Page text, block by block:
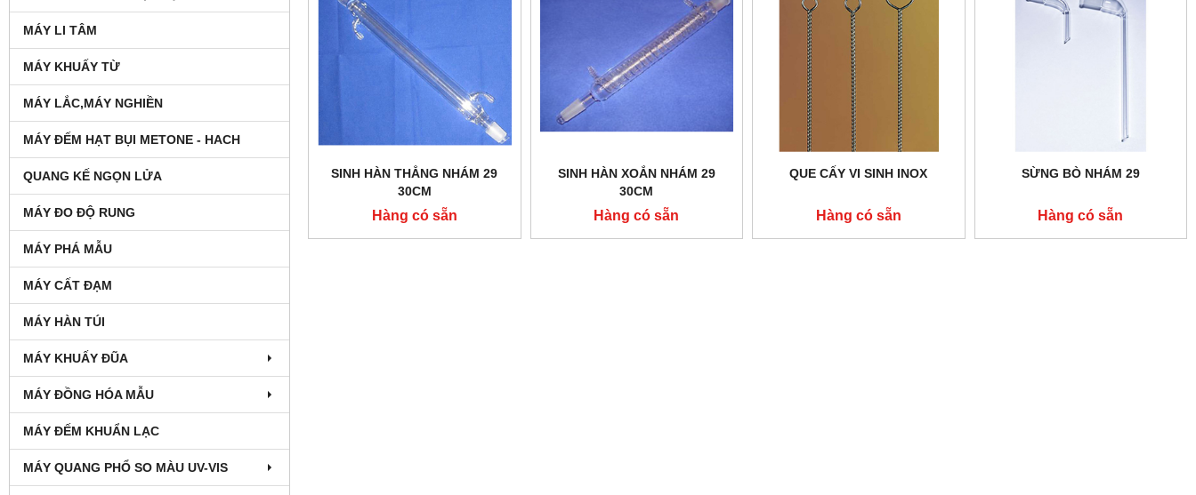
MÁY LI TÂM
MÁY KHUẤY TỪ
MÁY LẮC,MÁY NGHIỀN
MÁY ĐẾM HẠT BỤI METONE - HACH
QUANG KẾ NGỌN LỬA
MÁY ĐO ĐỘ RUNG
MÁY PHÁ MẪU
MÁY CẤT ĐẠM
MÁY HÀN TÚI
MÁY KHUẤY ĐŨA
MÁY ĐỒNG HÓA MẪU
MÁY ĐẾM KHUẨN LẠC
MÁY QUANG PHỔ SO MÀU UV-VIS
SINH HÀN THẲNG NHÁM 29
30CM
Hàng có sẵn
SINH HÀN XOẮN NHÁM 29
30CM
Hàng có sẵn
QUE CẤY VI SINH INOX
Hàng có sẵn
SỪNG BÒ NHÁM 29
Hàng có sẵn